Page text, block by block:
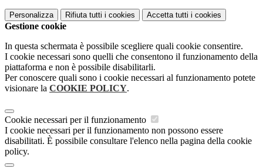
Personalizza Rifiuta tutti i cookies Accetta tutti i cookies
Gestione cookie
In questa schermata è possibile scegliere quali cookie consentire.
I cookie necessari sono quelli che consentono il funzionamento della
piattaforma e non è possibile disabilitarli.
Per conoscere quali sono i cookie necessari al funzionamento potete
visionare la COOKIE POLICY.
Cookie necessari per il funzionamento
I cookie necessari per il funzionamento non possono essere
disabilitati. È possibile consultare l'elenco nella pagina della cookie
policy.